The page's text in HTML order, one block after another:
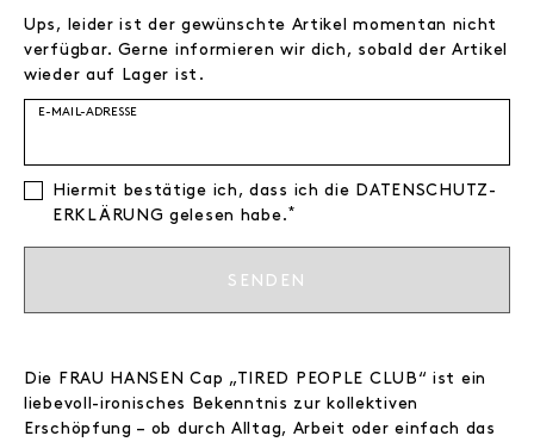
Ups, leider ist der gewünschte Artikel momentan nicht
verfügbar. Gerne informieren wir dich, sobald der Artikel
wieder auf Lager ist.
E-MAIL-ADRESSE
Hiermit bestätige ich, dass ich die
DATEN­SCHUTZ­
ERKLÄRUNG gelesen habe. *
SENDEN
Die FRAU HANSEN Cap „TIRED PEOPLE CLUB“ ist ein
liebevoll-ironisches Bekenntnis zur kollektiven
Erschöpfung – ob durch Alltag, Arbeit oder einfach das